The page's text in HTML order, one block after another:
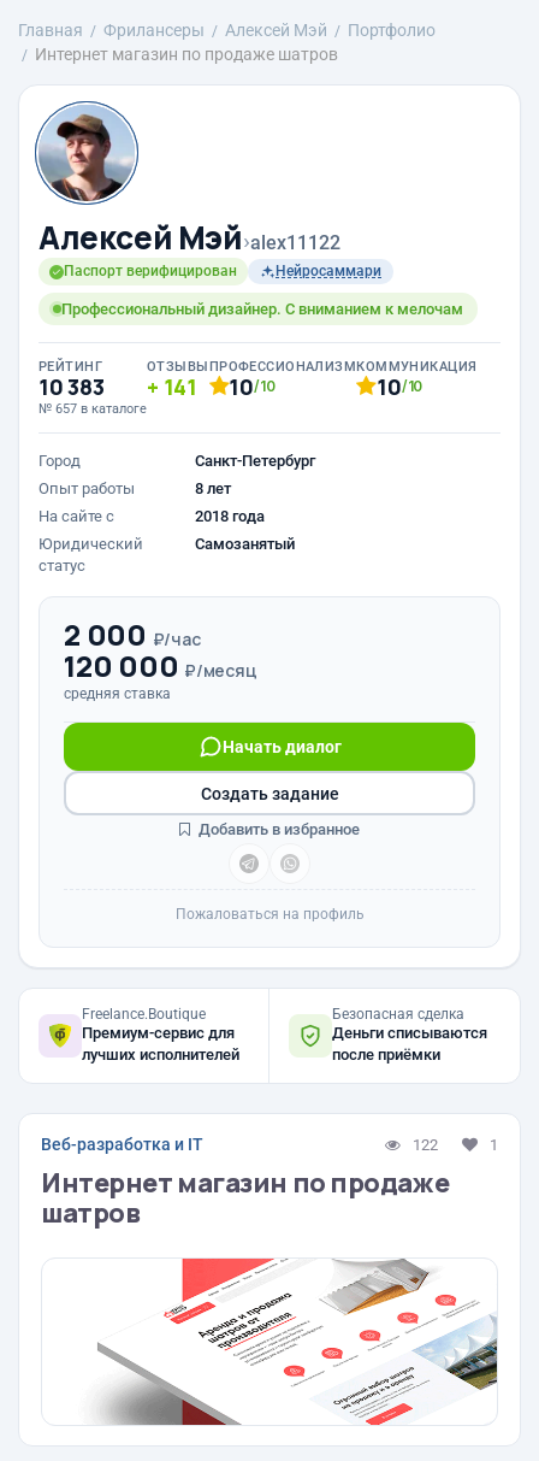
Главная Фрилансеры Алексей Мэй
Портфолио
Интернет магазин по продаже шатров
Алексей Мэй›alex11122
Паспорт верифицирован Нейросаммари
Профессиональный дизайнер. С вниманием к мелочам
РЕЙТИНГ
10 383
№ 657 в каталоге
ОТЗЫВЫ
141
ПРОФЕССИОНАЛИЗМ
10/10
КОММУНИКАЦИЯ
10/10
Город
Санкт-Петербург
Опыт работы
8 лет
На сайте с
2018 года
Юридический
статус
Самозанятый
2 000 ₽/час
120 000 ₽/месяц
средняя ставка
Начать диалог
Создать задание
Добавить в избранное
Пожаловаться на профиль
Freelance.Boutique
Премиум-сервис для
лучших исполнителей
Безопасная сделка
Деньги списываются
после приёмки
Веб-разработка и IT 122 1
Интернет магазин по продаже
шатров